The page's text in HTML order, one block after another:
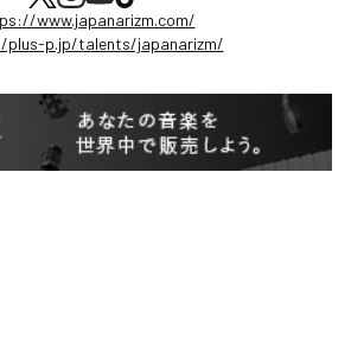
www.japanarizm.com/
p.jp/talents/japanarizm/